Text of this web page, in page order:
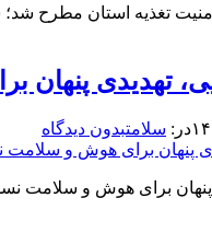
تغذیه استان مطرح شد؛
تهدیدی پنهان
در: سلامتبدون دیدگاه
پنهان برای هوش و سلامت